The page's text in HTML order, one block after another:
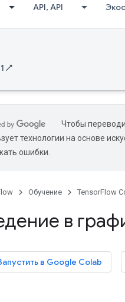
API, API
↗
Чтобы
технологии на основе
ошибки.
Обучение TensorFlow
в
в Google Colab